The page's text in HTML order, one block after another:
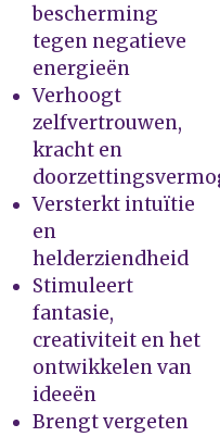
bescherming
tegen negatieve
energieën
Verhoogt
zelfvertrouwen,
kracht en
Versterkt intuïtie
en
helderziendheid
Stimuleert
fantasie,
creativiteit en het
ontwikkelen van
ideeën
Brengt vergeten